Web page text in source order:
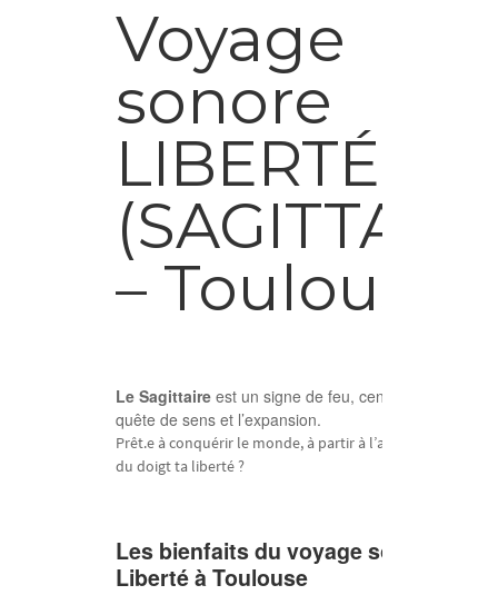
Voyage
sonore
LIBERTÉ
– Toulouse
Le Sagittaire est un signe de feu, centré sur la
quête de sens et l’expansion.
Prêt.e à conquérir le monde, à partir à l’aventure et
du doigt ta liberté ?
Les bienfaits du voyage sonore
Libertéà Toulouse